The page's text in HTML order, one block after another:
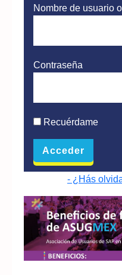
Nombre de usuario
Contraseña
Recuérdame
- ¿Hás